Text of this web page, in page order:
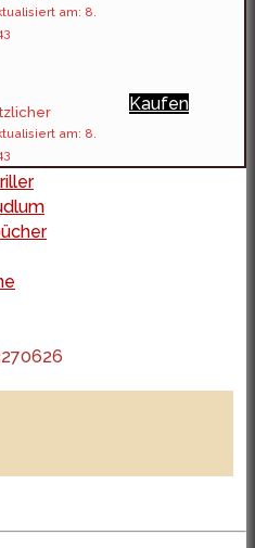
am: 8.
am: 8.
Kaufen